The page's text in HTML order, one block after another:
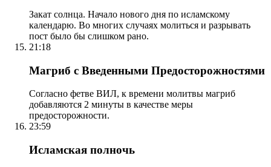
Закат солнца. Начало нового дня по исламскому
календарю. Во многих случаях молиться и разрывать
пост было бы слишком рано.
21:18
Магриб с Введенными Предосторожностями
Согласно фетве ВИЛ, к времени молитвы магриб
добавляются 2 минуты в качестве меры
предосторожности.
23:59
Исламская полночь